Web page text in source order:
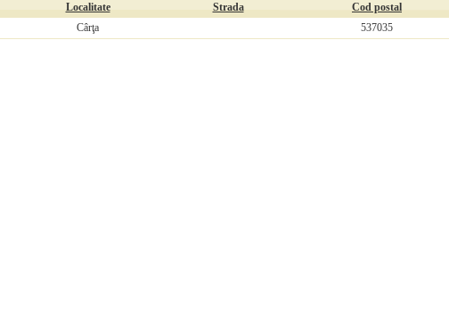
Localitate Strada
Cod postal
Cârţa 537035